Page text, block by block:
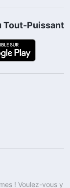
Tout-Puissant
! Voulez-vous y